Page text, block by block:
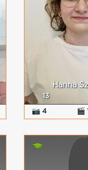
Hanna
13
📷 4 🎬 1